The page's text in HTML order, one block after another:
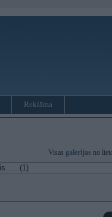
Reklāma
Visas galerijas no